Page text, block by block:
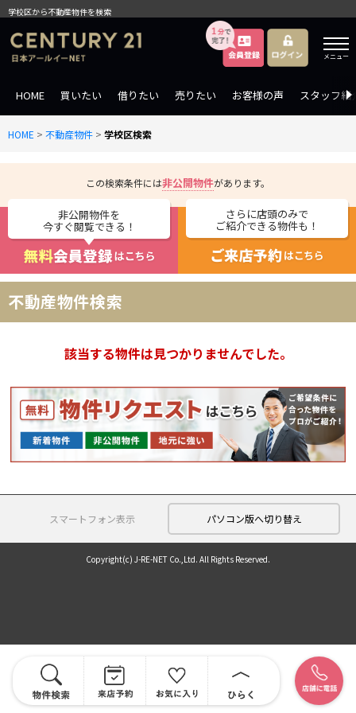
学校区から不動産物件を検索
メニュー
HOME 買いたい 借りたい 売りたい お客様の声 スタッフ紹
HOME > 不動産物件 > 学校区検索
この検索条件には非公開物件があります。
非公開物件を
今すぐ閲覧できる！
さらに店頭のみで
ご紹介できる物件も！
不動産物件検索
該当する物件は見つかりませんでした。
スマートフォン表示 パソコン版へ切り替え
Copyright(c) J-RE-NET Co.,Ltd. All Rights Reserved.